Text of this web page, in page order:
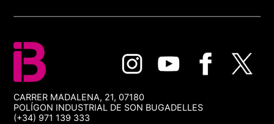
CARRER MADALENA, 21, 07180
POLÍGON INDUSTRIAL DE SON BUGADELLES
(+34) 971 139 333